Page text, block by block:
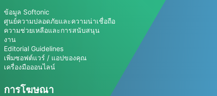
ข้อมูล Softonic
ศูนย์ความปลอดภัยและความน่าเชื่อถือ
ความช่วยเหลือและการสนับสนุน
งาน
Editorial Guidelines
เพิ่มซอฟต์แวร์ / แอปของคุณ
เครื่องมือออนไลน์
การโฆษณา